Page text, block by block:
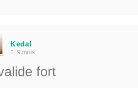
Kedal
9 mois
fort